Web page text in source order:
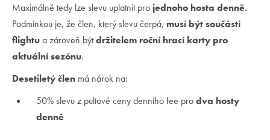
Maximálně tedy lze slevu uplatnit pro jednoho hosta denně.
Podmínkou je, že člen, který slevu čerpá, musí být součástí
flightua zároveň býtdržitelem roční hrací karty pro
aktuální sezónu.
Desetiletý člen má nárok na:
50% slevu z pultové ceny denního fee prodva hosty
denně